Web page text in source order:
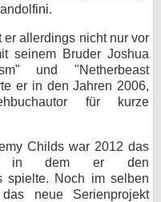
allerdings nicht nur vor
seinem Bruder Joshua
und "Netherbeast
er in den Jahren 2006,
für kurze
Childs war 2012 das
in dem er den
spielte. Noch im selben
neue Serienprojekt